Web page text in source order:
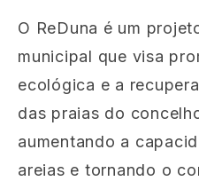
O ReDuna é um
municipal que visa
ecológica e a
das praias do
aumentando a
areias e tornando o